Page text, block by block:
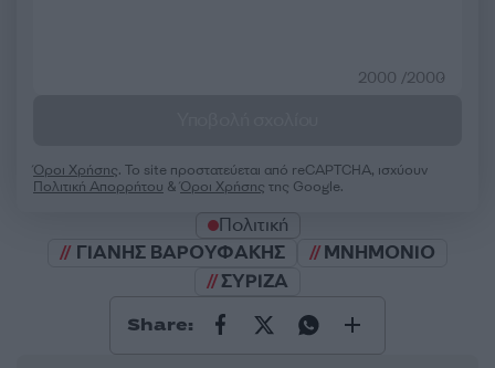
2000 /2000
Όροι Χρήσης. Το site προστατεύεται από reCAPTCHA, ισχύουν
Πολιτική Απορρήτου &Όροι Χρήσης της Google.
Πολιτική
ΓΙΑΝΗΣ ΒΑΡΟΥΦΑΚΗΣ
ΜΝΗΜΟΝΙΟ
ΣΥΡΙΖΑ
Share: